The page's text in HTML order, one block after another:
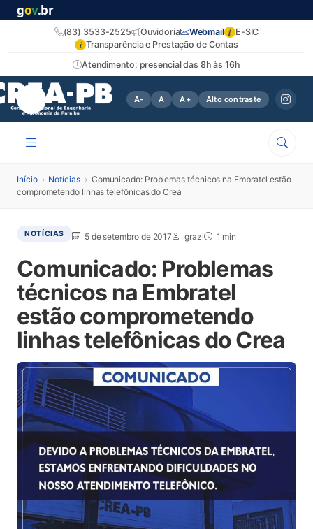
gov.br
Atendimento: presencial das 8h às 16h
(83) 3533-2525 Ouvidoria Webmail i E-SIC
i Transparência e Prestação de Contas
A- A A+ Alto contraste
Início › Notícias › Comunicado: Problemas técnicos na Embratel estão
comprometendo linhas telefônicas do Crea
NOTÍCIAS 5 de setembro de 2017 grazi 1 min
Comunicado: Problemas
técnicos na Embratel
estão comprometendo
linhas telefônicas do Crea